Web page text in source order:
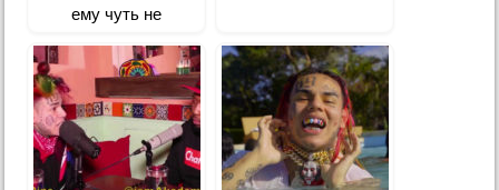
ему чуть не